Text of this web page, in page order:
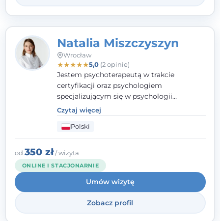
Natalia Miszczyszyn
Wrocław
★★★★★5,0(2 opinie)
Jestem psychoterapeutą w trakcie
certyfikacji oraz psychologiem
specjalizującym się w psychologii
klinicznej. Ukończyłam również studia
podyplomowe z Praktycznej Diagnozy
Psychologicznej. Aktywnie uczestniczę w
działalności Polskiego Towarzystwa
Psychiatrycznego oraz Polskiego
Towarzystwa Psychologicznego, a także
jestem członkiem nadzwyczajnym
Wielkopolskiego Towarzystwa Terapii
Systemowej.
Czytaj więcej
Polski
od 350 zł/ wizyta
ONLINE I STACJONARNIE
Umów wizytę
Zobacz profil